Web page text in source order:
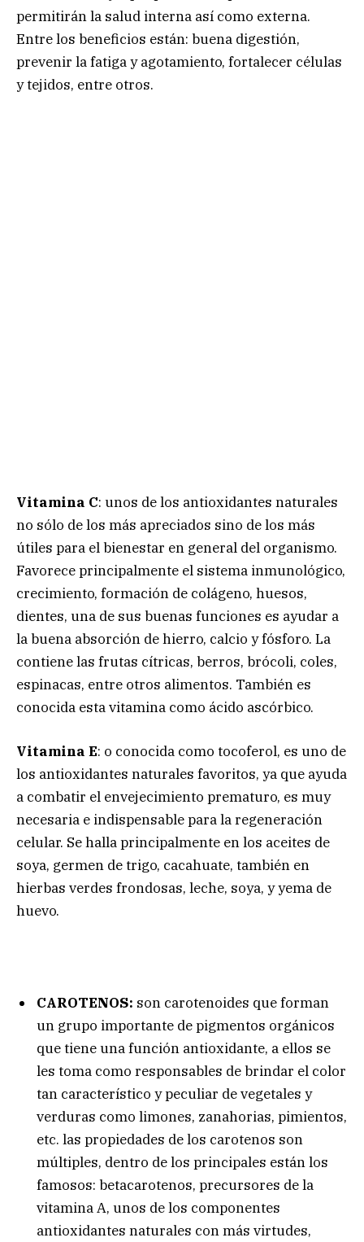
permitirán la salud interna así como externa.
Entre los beneficios están: buena digestión,
prevenir la fatiga y agotamiento, fortalecer células
y tejidos, entre otros.
Vitamina C: unos de los antioxidantes naturales
no sólo de los más apreciados sino de los más
útiles para el bienestar en general del organismo.
Favorece principalmente el sistema inmunológico,
crecimiento, formación de colágeno, huesos,
dientes, una de sus buenas funciones es ayudar a
la buena absorción de hierro, calcio y fósforo. La
contiene las frutas cítricas, berros, brócoli, coles,
espinacas, entre otros alimentos. También es
conocida esta vitamina como ácido ascórbico.
Vitamina E: o conocida como tocoferol, es uno de
los antioxidantes naturales favoritos, ya que ayuda
a combatir el envejecimiento prematuro, es muy
necesaria e indispensable para la regeneración
celular. Se halla principalmente en los aceites de
soya, germen de trigo, cacahuate, también en
hierbas verdes frondosas, leche, soya, y yema de
huevo.
CAROTENOS: son carotenoides que forman
un grupo importante de pigmentos orgánicos
que tiene una función antioxidante, a ellos se
les toma como responsables de brindar el color
tan característico y peculiar de vegetales y
verduras como limones, zanahorias, pimientos,
etc. las propiedades de los carotenos son
múltiples, dentro de los principales están los
famosos: betacarotenos, precursores de la
vitamina A, unos de los componentes
antioxidantes naturales con más virtudes,